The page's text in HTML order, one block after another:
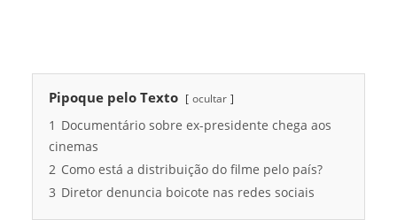
Pipoque pelo Texto ocultar
1 Documentário sobre ex-presidente chega aos
cinemas
2 Como está a distribuição do filme pelo país?
3 Diretor denuncia boicote nas redes sociais